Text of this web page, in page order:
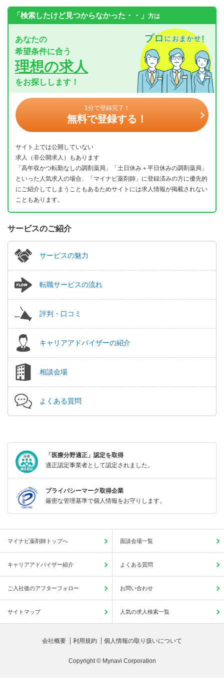
「検索したけど見つからなかった・・」 方は
あなたの
希望条件に合う
理想の求人
をお探しします！
1分で登録完了！
無料で登録する！
サイト上では公開していない
求人（非公開求人）もあります
「高年収かつ転勤なしの調剤薬局」「土日休み＋平日休みの調剤薬局」
といった人気求人の場合、「マイナビ薬剤師」に登録済みの方に優先的
にご紹介してしまうこともあるためサイトには求人情報が掲載されない
こともあります。
サービスのご紹介
サービスの魅力
転職サービスの流れ
評判・口コミ
キャリアアドバイザーの紹介
相談会場
よくある質問
「医療分野適正」認定を取得
適正認定事業者として認定されました。
プライバシーマーク取得企業
厳密な管理基準で個人情報をお守りします。
マイナビ薬剤師トップへ 面談会場一覧
キャリアアドバイザー紹介 よくある質問
ご入社後のアフターフォロー お問い合わせ
サイトマップ 人気の求人検索一覧
会社概要 利用規約 個人情報の取り扱いについて
Copyright © Mynavi Corporation